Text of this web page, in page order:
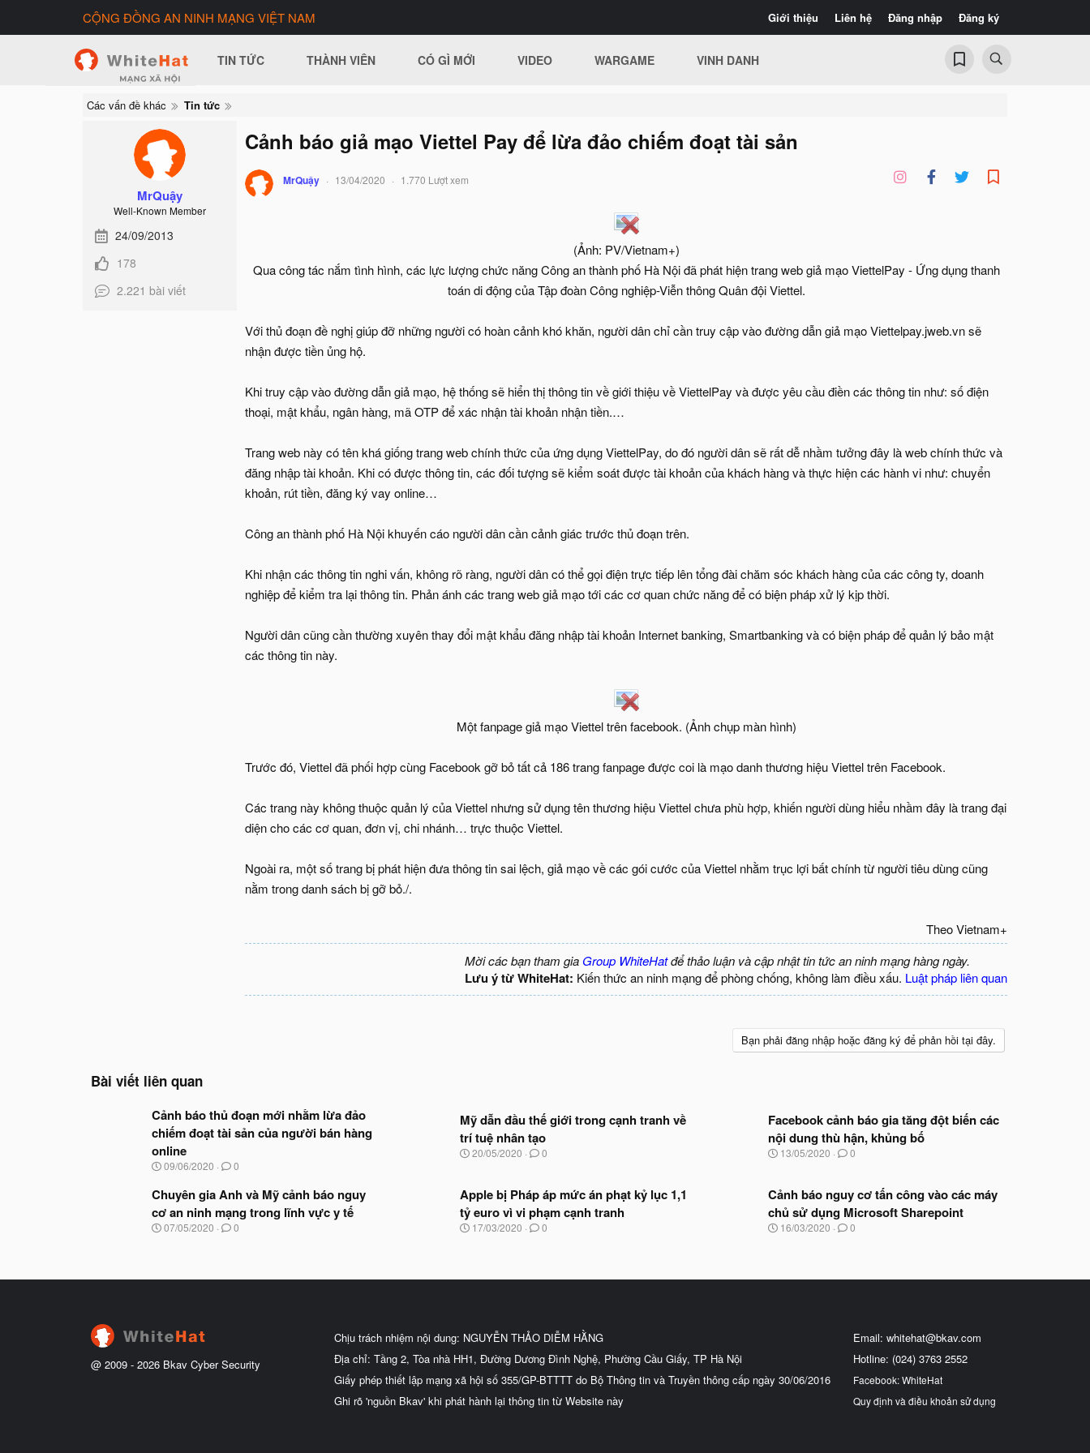
Giới thiệu Liên hệ Đăng nhập Đăng ký
CỘNG ĐỒNG AN NINH MẠNG VIỆT NAM
TIN TỨC THÀNH VIÊN CÓ GÌ MỚI VIDEO WARGAME VINH DANH
Các vấn đề khác Tin tức
MrQuậy
Well-Known Member
24/09/2013
178
2.221 bài viết
Cảnh báo giả mạo Viettel Pay để lừa đảo chiếm đoạt tài sản
MrQuậy 13/04/2020 1.770 Lượt xem
(Ảnh: PV/Vietnam+)
Qua công tác nắm tình hình, các lực lượng chức năng Công an thành phố Hà Nội đã phát hiện trang web giả mạo ViettelPay - Ứng dụng thanh
toán di động của Tập đoàn Công nghiệp-Viễn thông Quân đội Viettel.​
Với thủ đoạn đề nghị giúp đỡ những người có hoàn cảnh khó khăn, người dân chỉ cần truy cập vào đường dẫn giả mạo Viettelpay.jweb.vn sẽ
nhận được tiền ủng hộ.
Khi truy cập vào đường dẫn giả mạo, hệ thống sẽ hiển thị thông tin về giới thiệu về ViettelPay và được yêu cầu điền các thông tin như: số điện
thoại, mật khẩu, ngân hàng, mã OTP để xác nhận tài khoản nhận tiền.…
Trang web này có tên khá giống trang web chính thức của ứng dụng ViettelPay, do đó người dân sẽ rất dễ nhầm tưởng đây là web chính thức và
đăng nhập tài khoản. Khi có được thông tin, các đối tượng sẽ kiểm soát được tài khoản của khách hàng và thực hiện các hành vi như: chuyển
khoản, rút tiền, đăng ký vay online…
Công an thành phố Hà Nội khuyến cáo người dân cần cảnh giác trước thủ đoạn trên.
Khi nhận các thông tin nghi vấn, không rõ ràng, người dân có thể gọi điện trực tiếp lên tổng đài chăm sóc khách hàng của các công ty, doanh
nghiệp để kiểm tra lại thông tin. Phản ánh các trang web giả mạo tới các cơ quan chức năng để có biện pháp xử lý kịp thời.
Người dân cũng cần thường xuyên thay đổi mật khẩu đăng nhập tài khoản Internet banking, Smartbanking và có biện pháp để quản lý bảo mật
các thông tin này.
Một fanpage giả mạo Viettel trên facebook. (Ảnh chụp màn hình)
Trước đó, Viettel đã phối hợp cùng Facebook gỡ bỏ tất cả 186 trang fanpage được coi là mạo danh thương hiệu Viettel trên Facebook.​
Các trang này không thuộc quản lý của Viettel nhưng sử dụng tên thương hiệu Viettel chưa phù hợp, khiến người dùng hiểu nhầm đây là trang đại
diện cho các cơ quan, đơn vị, chi nhánh… trực thuộc Viettel.​
Ngoài ra, một số trang bị phát hiện đưa thông tin sai lệch, giả mạo về các gói cước của Viettel nhằm trục lợi bất chính từ người tiêu dùng cũng
nằm trong danh sách bị gỡ bỏ./.
Theo Vietnam+​
Mời các bạn tham gia Group WhiteHatđể thảo luận và cập nhật tin tức an ninh mạng hàng ngày.
Lưu ý từ WhiteHat: Kiến thức an ninh mạng để phòng chống, không làm điều xấu. Luật pháp liên quan
Bạn phải đăng nhập hoặc đăng ký để phản hồi tại đây.
Bài viết liên quan
Cảnh báo thủ đoạn mới nhằm lừa đảo
chiếm đoạt tài sản của người bán hàng
online
N
à
y
b
ắ
u
09/06/2020 0
Mỹ dẫn đầu thế giới trong cạnh tranh về
trí tuệ nhân tạo
N
y
b
ắ
t
20/05/2020 0
Facebook cảnh báo gia tăng đột biến các
nội dung thù hận, khủng bố
N
y
b
ắ
t
13/05/2020 0
Chuyên gia Anh và Mỹ cảnh báo nguy
cơ an ninh mạng trong lĩnh vực y tế
N
b
ầ
u
07/05/2020 0
Apple bị Pháp áp mức án phạt kỷ lục 1,1
tỷ euro vì vi phạm cạnh tranh
N
b
u
17/03/2020 0
Cảnh báo nguy cơ tấn công vào các máy
chủ sử dụng Microsoft Sharepoint
N
b
16/03/2020 0
@ 2009 - 2026 Bkav Cyber Security
Chịu trách nhiệm nội dung: NGUYỄN THẢO DIỄM HẰNG
Địa chỉ: Tầng 2, Tòa nhà HH1, Đường Dương Đình Nghệ, Phường Cầu Giấy, TP Hà Nội
Giấy phép thiết lập mạng xã hội số 355/GP-BTTTT do Bộ Thông tin và Truyền thông cấp ngày 30/06/2016
Ghi rõ 'nguồn Bkav' khi phát hành lại thông tin từ Website này
Email: whitehat@bkav.com
Hotline: (024) 3763 2552
Facebook: WhiteHat
Quy định và điều khoản sử dụng